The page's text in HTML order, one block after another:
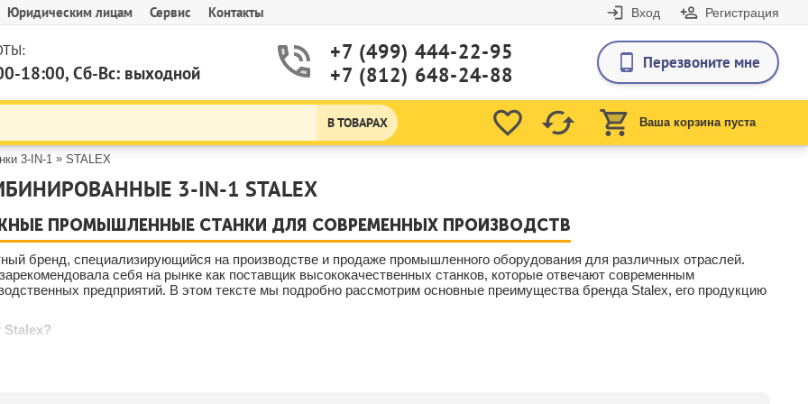
Юридическим лицам Сервис Контакты Вход Регистрация
18:00, Сб-Вс: выходной
+7 (499) 444-22-95
+7 (812) 648-24-88
Перезвоните мне
Ваша корзина пуста
В ТОВАРАХ
3-IN-1 » STALEX
3-IN-1 STALEX
ПРОМЫШЛЕННЫЕ СТАНКИ ДЛЯ СОВРЕМЕННЫХ ПРОИЗВОДСТВ
бренд, специализирующийся на производстве и продаже промышленного оборудования для различных отраслей.
себя на рынке как поставщик высококачественных станков, которые отвечают современным
предприятий. В этом тексте мы подробно рассмотрим основные преимущества бренда Stalex, его продукцию
поставщик оборудования. Это надёжный партнёр для предприятий, стремящихся к росту и совершенствованию. Наши
качество, надёжность и современный подход к машиностроению.